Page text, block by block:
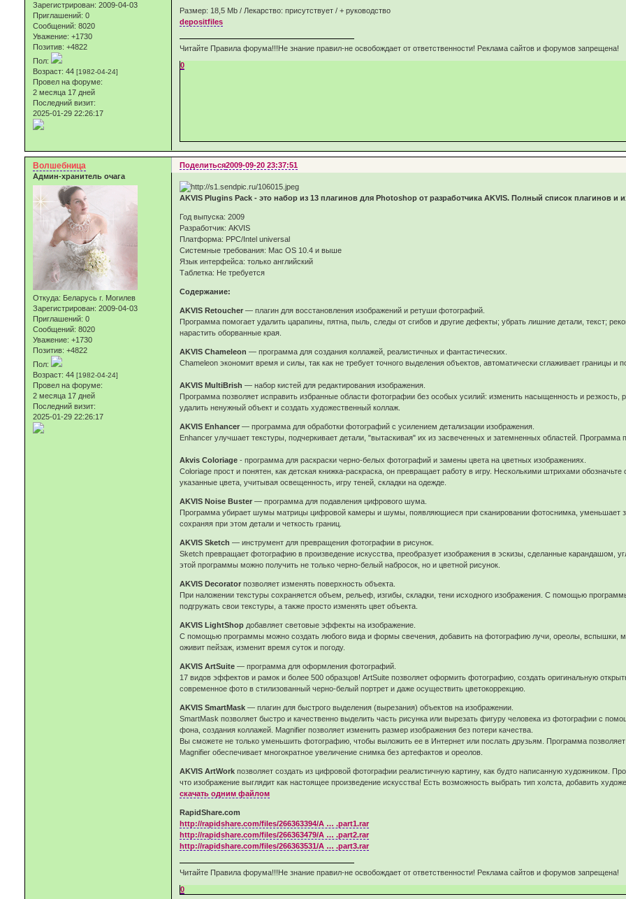
Зарегистрирован: 2009-04-03
Приглашений: 0
Сообщений: 8020
Уважение: +1730
Позитив: +4822
Пол:
Возраст: 44 [1982-04-24]
Провел на форуме:
2 месяца 17 дней
Последний визит:
2025-01-29 22:26:17
Размер: 18,5 Mb / Лекарство: присутствует / + руководство
depositfiles
Читайте Правила форума!!!Не знание правил-не освобождает от ответственности! Реклама сайтов и форумов запрещена!
0
Поделиться2009-09-20 23:37:51
Волшебница
Админ-хранитель очага
Откуда: Беларусь г. Могилев
Зарегистрирован: 2009-04-03
Приглашений: 0
Сообщений: 8020
Уважение: +1730
Позитив: +4822
Пол:
Возраст: 44 [1982-04-24]
Провел на форуме:
2 месяца 17 дней
Последний визит:
2025-01-29 22:26:17
AKVIS Plugins Pack - это набор из 13 плагинов для Photoshop от разработчика AKVIS. Полный список плагинов и
Год выпуска: 2009
Разработчик: AKVIS
Платформа: PPC/Intel universal
Системные требования: Mac OS 10.4 и выше
Язык интерфейса: только английский
Таблетка: Не требуется
Содержание:
AKVIS Retoucher— плагин для восстановления изображений и ретуши фотографий.
Программа помогает удалить царапины, пятна, пыль, следы от сгибов и другие дефекты; убрать лишние детали, текст;
нарастить оборванные края.
AKVIS Chameleon — программа для создания коллажей, реалистичных и фантастических.
Chameleon экономит время и силы, так как не требует точного выделения объектов, автоматически сглаживает границы
AKVIS MultiBrish — набор кистей для редактирования изображения.
Программа позволяет исправить избранные области фотографии без особых усилий: изменить насыщенность и резкость,
удалить ненужный объект и создать художественный коллаж.
AKVIS Enhancer— программа для обработки фотографий с усилением детализации изображения.
Enhancer улучшает текстуры, подчеркивает детали, "вытаскивая" их из засвеченных и затемненных областей. Программа
Akvis Coloriage- программа для раскраски черно-белых фотографий и замены цвета на цветных изображениях.
Coloriage прост и понятен, как детская книжка-раскраска, он превращает работу в игру. Несколькими штрихами
указанные цвета, учитывая освещенность, игру теней, складки на одежде.
AKVIS Noise Buster— программа для подавления цифрового шума.
Программа убирает шумы матрицы цифровой камеры и шумы, появляющиеся при сканировании фотоснимка, уменьшает
сохраняя при этом детали и четкость границ.
AKVIS Sketch — инструмент для превращения фотографии в рисунок.
Sketch превращает фотографию в произведение искусства, преобразует изображения в эскизы, сделанные
этой программы можно получить не только черно-белый набросок, но и цветной рисунок.
AKVIS Decoratorпозволяет изменять поверхность объекта.
При наложении текстуры сохраняется объем, рельеф, изгибы, складки, тени исходного изображения. С помощью
подгружать свои текстуры, а также просто изменять цвет объекта.
AKVIS LightShopдобавляет световые эффекты на изображение.
С помощью программы можно создать любого вида и формы свечения, добавить на фотографию лучи, ореолы, вспышки,
оживит пейзаж, изменит время суток и погоду.
AKVIS ArtSuite— программа для оформления фотографий.
17 видов эффектов и рамок и более 500 образцов! ArtSuite позволяет оформить фотографию, создать оригинальную
современное фото в стилизованный черно-белый портрет и даже осуществить цветокоррекцию.
AKVIS SmartMask— плагин для быстрого выделения (вырезания) объектов на изображении.
SmartMask позволяет быстро и качественно выделить часть рисунка или вырезать фигуру человека из фотографии с
фона, создания коллажей. Magnifier позволяет изменить размер изображения без потери качества.
Вы сможете не только уменьшить фотографию, чтобы выложить ее в Интернет или послать друзьям. Программа
Magnifier обеспечивает многократное увеличение снимка без артефактов и ореолов.
AKVIS ArtWorkпозволяет создать из цифровой фотографии реалистичную картину, как будто написанную художником.
что изображение выглядит как настоящее произведение искусства! Есть возможность выбрать тип холста, добавить
скачать одним файлом
RapidShare.com
http://rapidshare.com/files/266363394/A … .part1.rar
http://rapidshare.com/files/266363479/A … .part2.rar
http://rapidshare.com/files/266363531/A … .part3.rar
Читайте Правила форума!!!Не знание правил-не освобождает от ответственности! Реклама сайтов и форумов запрещена!
0